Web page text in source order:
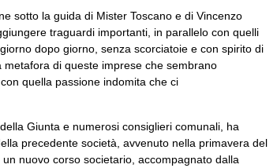
sotto la guida di Mister Toscano e di Vincenzo
traguardi importanti, in parallelo con quelli
dopo giorno, senza scorciatoie e con spirito di
di queste imprese che sembrano
quella passione indomita che ci
Giunta e numerosi consiglieri comunali, ha
precedente società, avvenuto nella primavera del
nuovo corso societario, accompagnato dalla